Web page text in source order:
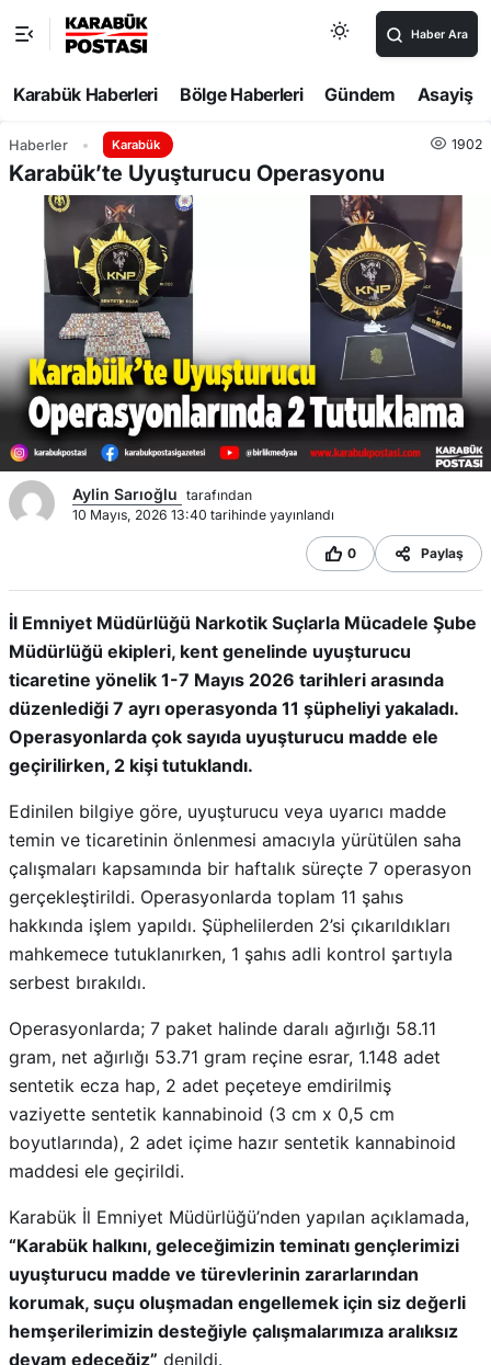
Haber Ara
Karabük Haberleri Bölge Haberleri Gündem Asayiş
Haberler Karabük 1902
Karabük’te Uyuşturucu Operasyonu
Aylin Sarıoğlu tarafından
10 Mayıs, 2026 13:40 tarihinde yayınlandı
0 Paylaş
İl Emniyet Müdürlüğü Narkotik Suçlarla Mücadele Şube
Müdürlüğü ekipleri, kent genelinde uyuşturucu
ticaretine yönelik 1-7 Mayıs 2026 tarihleri arasında
düzenlediği 7 ayrı operasyonda 11 şüpheliyi yakaladı.
Operasyonlarda çok sayıda uyuşturucu madde ele
geçirilirken, 2 kişi tutuklandı.
Edinilen bilgiye göre, uyuşturucu veya uyarıcı madde
temin ve ticaretinin önlenmesi amacıyla yürütülen saha
çalışmaları kapsamında bir haftalık süreçte 7 operasyon
gerçekleştirildi. Operasyonlarda toplam 11 şahıs
hakkında işlem yapıldı. Şüphelilerden 2’si çıkarıldıkları
mahkemece tutuklanırken, 1 şahıs adli kontrol şartıyla
serbest bırakıldı.
Operasyonlarda; 7 paket halinde daralı ağırlığı 58.11
gram, net ağırlığı 53.71 gram reçine esrar, 1.148 adet
sentetik ecza hap, 2 adet peçeteye emdirilmiş
vaziyette sentetik kannabinoid (3 cm x 0,5 cm
boyutlarında), 2 adet içime hazır sentetik kannabinoid
maddesi ele geçirildi.
Karabük İl Emniyet Müdürlüğü’nden yapılan açıklamada,
“Karabük halkını, geleceğimizin teminatı gençlerimizi
uyuşturucu madde ve türevlerinin zararlarından
korumak, suçu oluşmadan engellemek için siz değerli
hemşerilerimizin desteğiyle çalışmalarımıza aralıksız
devam edeceğiz” denildi.